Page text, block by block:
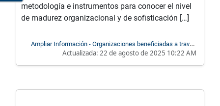
metodología e instrumentos para conocer el nivel
de madurez organizacional y de sofisticación […]
Ampliar Información - Organizaciones beneficiadas a través
de la estrategia de gestión de la I+D+i
Actualizada: 22 de agosto de 2025 10:22 AM